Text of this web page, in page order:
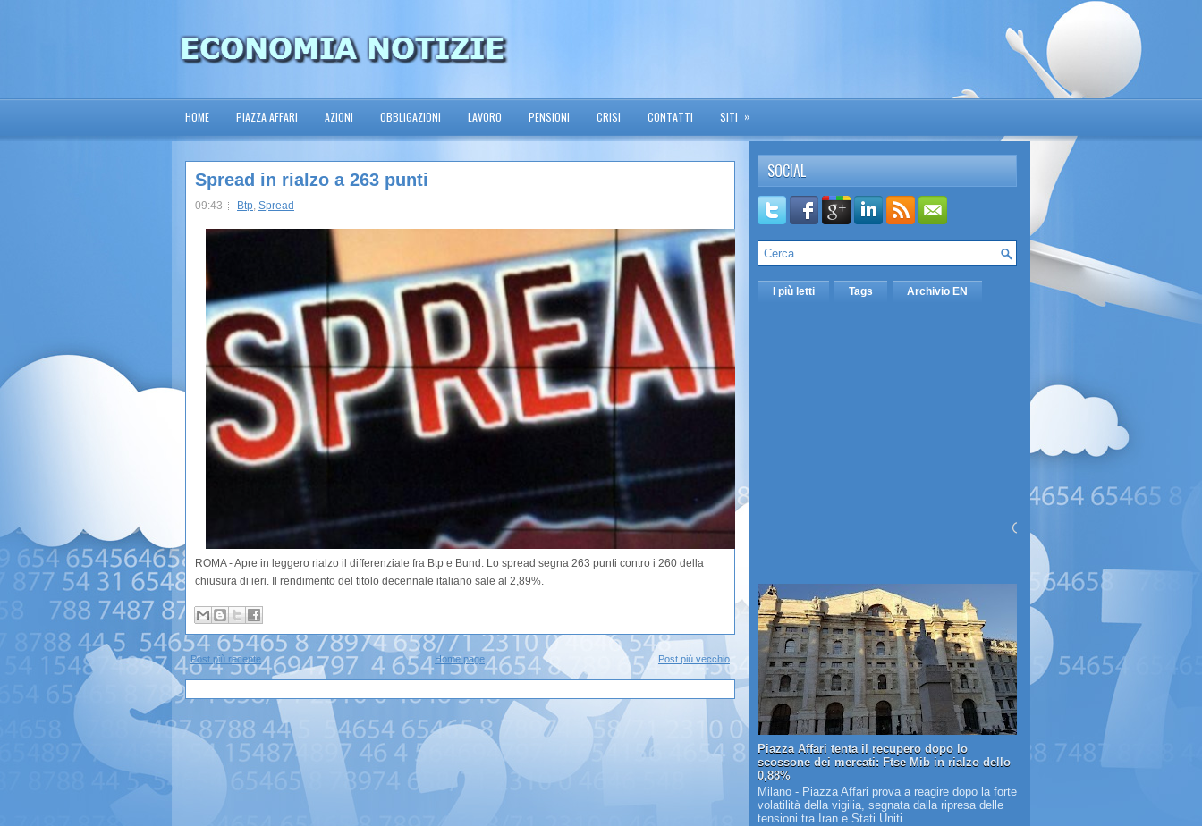
HOME PIAZZA AFFARI AZIONI OBBLIGAZIONI LAVORO PENSIONI CRISI CONTATTI SITI »
Spread in rialzo a 263 punti
09:43 Btp, Spread
ROMA - Apre in leggero rialzo il differenziale fra Btp e Bund. Lo spread segna 263 punti contro i 260 della
chiusura di ieri. Il rendimento del titolo decennale italiano sale al 2,89%.
Post più recente Post più vecchio
Home page
SOCIAL
I più letti Tags Archivio EN
Piazza Affari tenta il recupero dopo lo
scossone dei mercati: Ftse Mib in rialzo dello
0,88%
Milano - Piazza Affari prova a reagire dopo la forte
volatilità della vigilia, segnata dalla ripresa delle
tensioni tra Iran e Stati Uniti. ...